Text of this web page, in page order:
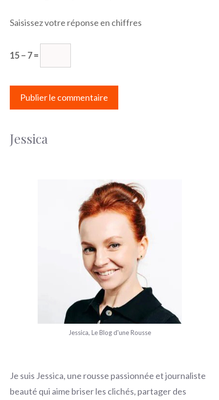
Saisissez votre réponse en chiffres
15 − 7 =
Jessica
Jessica, Le Blog d'une Rousse
Je suis Jessica, une rousse passionnée et journaliste
beauté qui aime briser les clichés, partager des